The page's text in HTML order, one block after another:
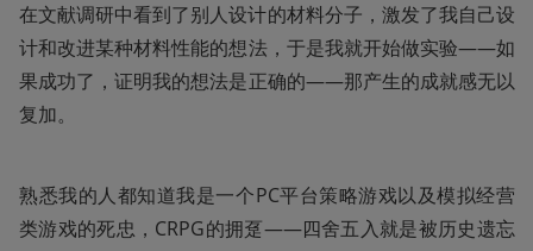
在文献调研中看到了别人设计的材料分子，激发了我自己设
计和改进某种材料性能的想法，于是我就开始做实验——如
果成功了，证明我的想法是正确的——那产生的成就感无以
复加。
熟悉我的人都知道我是一个PC平台策略游戏以及模拟经营
类游戏的死忠，CRPG的拥趸——四舍五入就是被历史遗忘